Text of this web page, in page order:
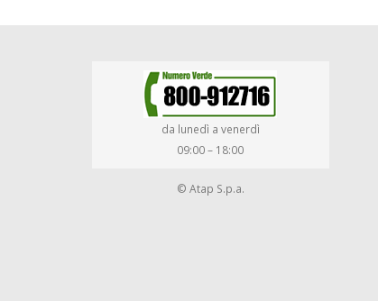
da lunedì a venerdì
09:00 – 18:00
© Atap S.p.a.